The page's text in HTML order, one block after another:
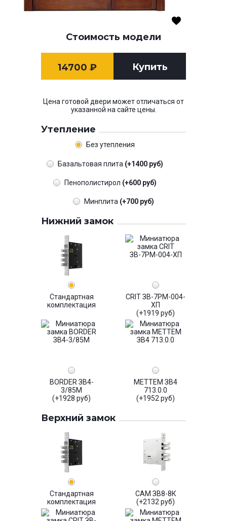
Стоимость модели
14700 ₽ Купить
Цена готовой двери может отличаться от
указанной на сайте цены.
Утепление
Без утепления
Базальтовая плита (+1400 руб)
Пенополистирол (+600 руб)
Минплита (+700 руб)
Нижний замок
Стандартная
комплектация
CRIT ЗВ-7РМ-004-
ХП
(+1919 руб)
BORDER ЗВ4-
3/85М
(+1928 руб)
МЕТТЕМ ЗВ4
713.0.0
(+1952 руб)
Верхний замок
Стандартная
комплектация
САМ ЗВ8-8К
(+2132 руб)